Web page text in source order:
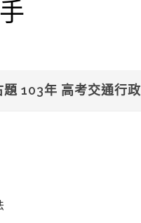
題 103年 高考交通行政